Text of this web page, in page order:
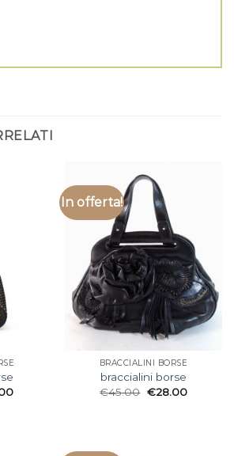
In offerta!
BRACCIALINI BORSE
braccialini borse
€45.00 €28.00